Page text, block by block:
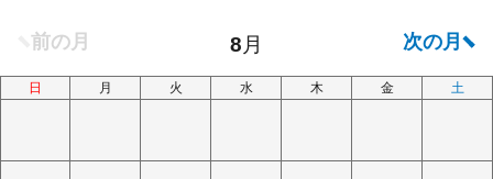
日 月 火 水 木 金 土